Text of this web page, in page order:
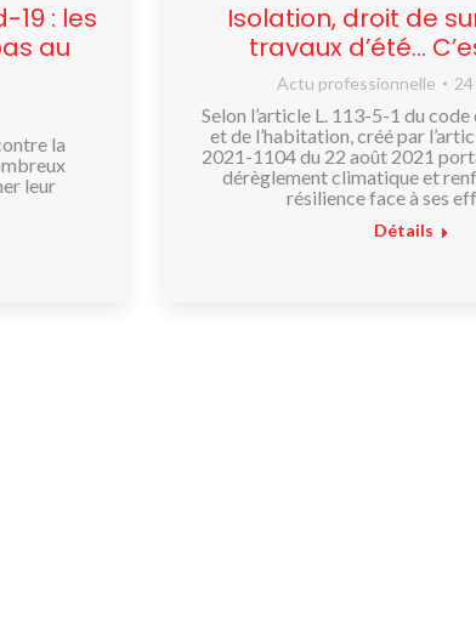
19 : les
au
la
leur
Isolation, droit de
travaux d’été…
Actu professionnelle
Selon l’article L. 113-5-1 du
et de l’habitation, créé par
2021-1104 du 22 août 2021
dérèglement climatique et
résilience face à ses
Détails